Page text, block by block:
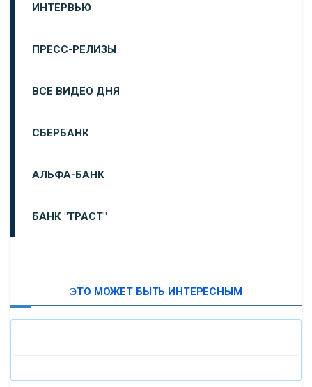
ИНТЕРВЬЮ
ПРЕСС-РЕЛИЗЫ
ВСЕ ВИДЕО ДНЯ
СБЕРБАНК
АЛЬФА-БАНК
БАНК "ТРАСТ"
«БАНК САНКТ-ПЕТЕРБУРГ»
ЭТО МОЖЕТ БЫТЬ ИНТЕРЕСНЫМ